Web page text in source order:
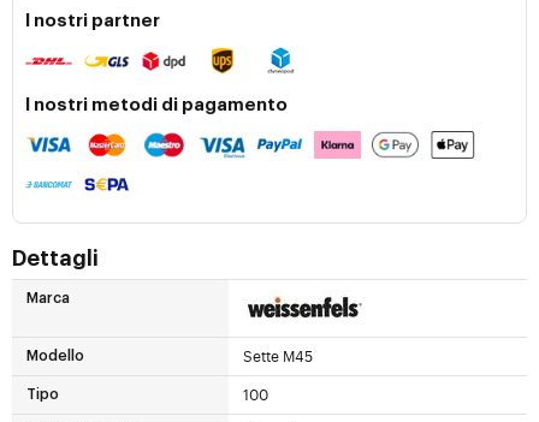
I nostri partner
I nostri metodi di pagamento
Dettagli
Marca
Modello Sette M45
Tipo 100